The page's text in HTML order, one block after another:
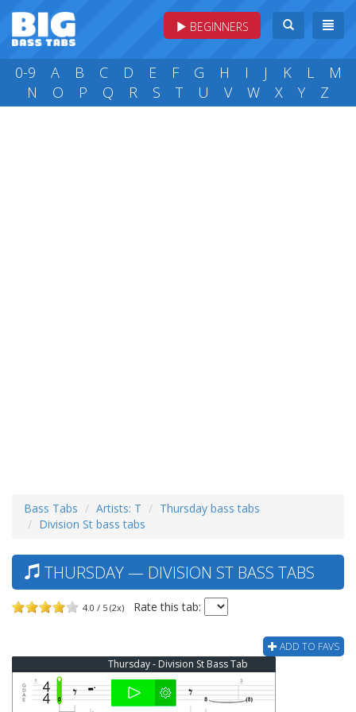
BEGINNERS
0-9 A B C D E F G H I J K L
M
N
O P Q R S T U V W X Y Z
Bass Tabs Artists: T
Thursday bass tabs
Division St bass tabs
THURSDAY — DIVISION ST BASS TABS
4.0 / 5 (2x) Rate this tab:
ADD TO FAVS
Thursday - Division St Bass Tab